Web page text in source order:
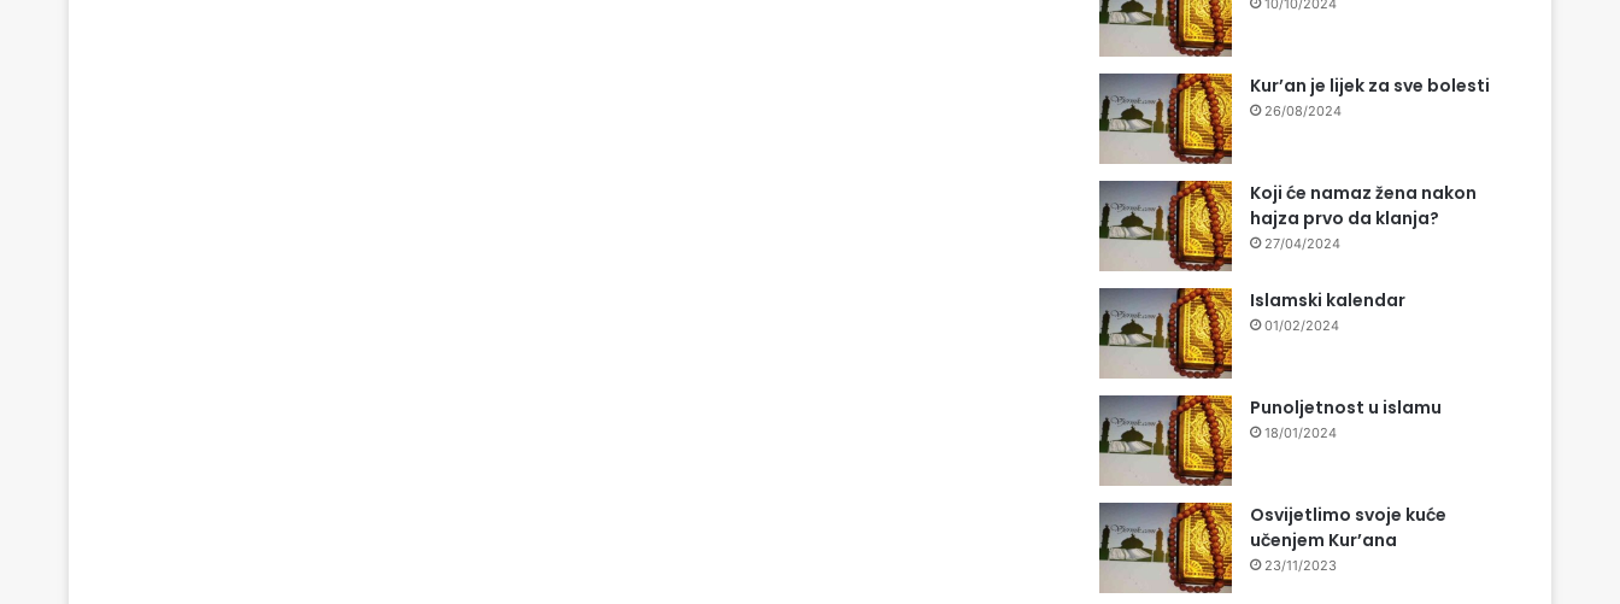
10/10/2024
Kur’an je lijek za sve bolesti
26/08/2024
Koji će namaz žena nakon
hajza prvo da klanja?
27/04/2024
Islamski kalendar
01/02/2024
Punoljetnost u islamu
18/01/2024
Osvijetlimo svoje kuće
učenjem Kur’ana
23/11/2023